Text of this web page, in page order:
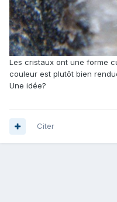
Les cristaux ont une forme
couleur est plutôt bien
Une idée?
Citer